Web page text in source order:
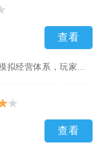
查看
卡车之星以国内实景路网为基底搭建卡车模拟经营体系，玩家从零创...
查看